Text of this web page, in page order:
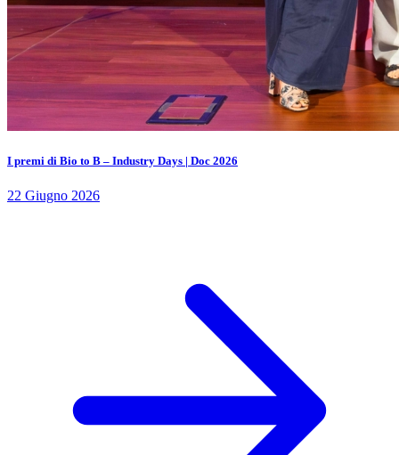
I premi di Bio to B – Industry Days | Doc 2026
22 Giugno 2026